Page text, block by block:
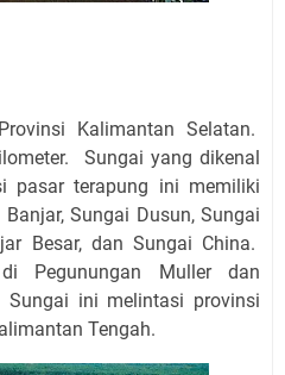
Kalimantan Selatan.
Sungai yang dikenal
pasar terapung ini memiliki
Sungai Dusun, Sungai
Besar, dan Sungai China.
Pegunungan Muller dan
ini melintasi provinsi
Tengah.